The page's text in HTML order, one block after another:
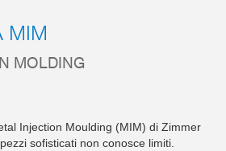
MIM
MOLDING
Injection Moulding (MIM) di Zimmer
sofisticati non conosce limiti.